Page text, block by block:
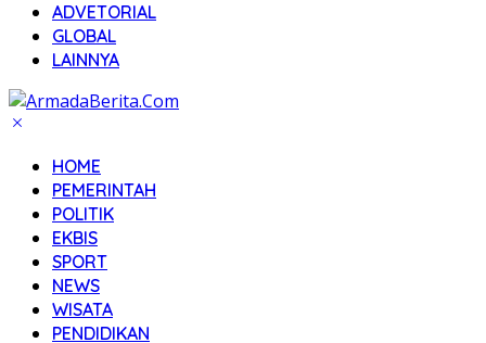
ADVETORIAL
GLOBAL
LAINNYA
HOME
PEMERINTAH
POLITIK
EKBIS
SPORT
NEWS
WISATA
PENDIDIKAN